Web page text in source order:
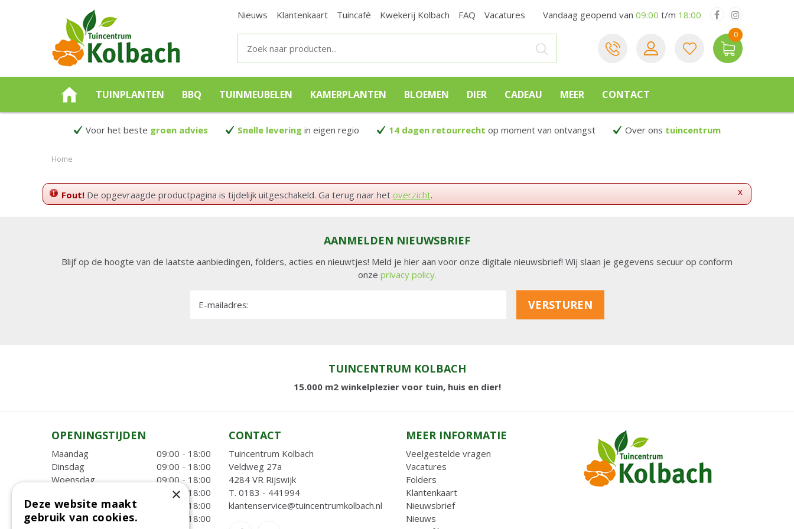
Home
Nieuws Klantenkaart Tuincafé Kwekerij Kolbach FAQ Vacatures Vandaag geopend van 09:00 t/m 18:00
TUINPLANTEN BBQ TUINMEUBELEN KAMERPLANTEN BLOEMEN DIER CADEAU MEER CONTACT
Voor het beste groen advies Snelle leveringin eigen regio 14 dagen retourrecht op moment van ontvangst Over ons tuincentrum
x
Fout! De opgevraagde productpagina is tijdelijk uitgeschakeld. Ga terug naar het overzicht.
AANMELDEN NIEUWSBRIEF
Blijf op de hoogte van de laatste aanbiedingen, folders, acties en nieuwtjes! Meld je hier aan voor onze digitale nieuwsbrief! Wij slaan je gegevens secuur op conform
onze privacy policy.
E-mailadres:
TUINCENTRUM KOLBACH
15.000 m2 winkelplezier voor tuin, huis en dier!
OPENINGSTIJDEN
Maandag
09:00 - 18:00
Dinsdag
09:00 - 18:00
Woensdag
09:00 - 18:00
09:00 - 18:00
Vrijdag
09:00 - 18:00
Zaterdag
09:00 - 18:00
CONTACT
Tuincentrum Kolbach
Veldweg 27a
4284 VR Rijswijk
T. 0183 - 441994
klantenservice@tuincentrumkolbach.nl
MEER INFORMATIE
Veelgestelde vragen
Vacatures
Folders
Klantenkaart
Nieuwsbrief
Nieuws
×
Deze website maakt
gebruik van cookies.